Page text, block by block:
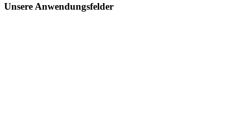
Unsere Anwendungsfelder